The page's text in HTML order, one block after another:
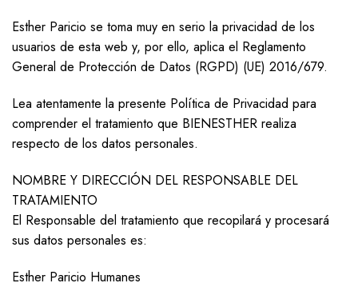
Esther Paricio se toma muy en serio la privacidad de los
usuarios de esta web y, por ello, aplica el Reglamento
General de Protección de Datos (RGPD) (UE) 2016/679.
Lea atentamente la presente Política de Privacidad para
comprender el tratamiento que BIENESTHER realiza
respecto de los datos personales.
NOMBRE Y DIRECCIÓN DEL RESPONSABLE DEL
TRATAMIENTO
El Responsable del tratamiento que recopilará y procesará
sus datos personales es:
Esther Paricio Humanes